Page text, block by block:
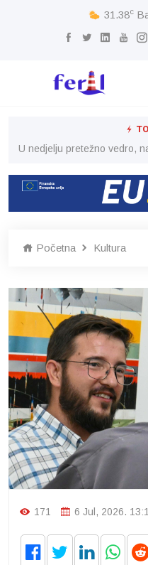
31.38c
U nedjelju pretežno vedro,
Početna Kultura
171 6 Jul, 2026.